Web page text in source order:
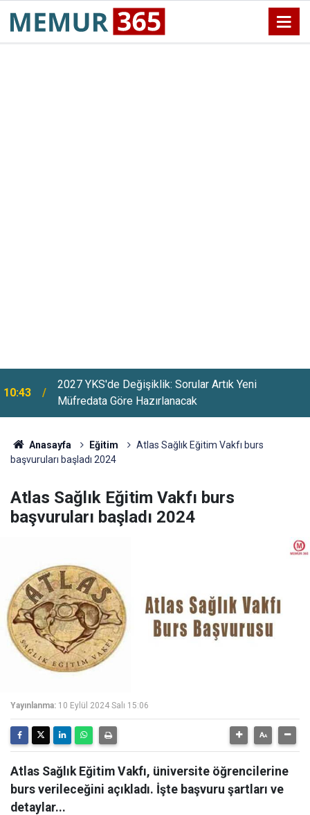
10:43
2027 YKS'de Değişiklik: Sorular Artık Yeni
Müfredata Göre Hazırlanacak
Anasayfa Eğitim
Atlas Sağlık Eğitim Vakfı burs
başvuruları başladı 2024
Atlas Sağlık Eğitim Vakfı burs
başvuruları başladı 2024
Yayınlanma: 10 Eylül 2024 Salı 15:06
Atlas Sağlık Eğitim Vakfı, üniversite öğrencilerine
burs verileceğini açıkladı. İşte başvuru şartları ve
detaylar...